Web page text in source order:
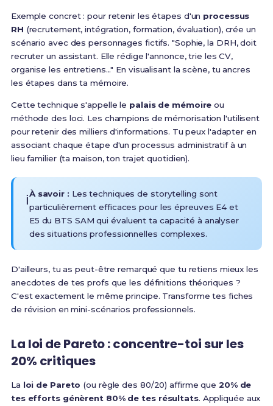
Exemple concret : pour retenir les étapes d'un processus
RH (recrutement, intégration, formation, évaluation), crée un
scénario avec des personnages fictifs. "Sophie, la DRH, doit
recruter un assistant. Elle rédige l'annonce, trie les CV,
organise les entretiens..." En visualisant la scène, tu ancres
les étapes dans ta mémoire.
Cette technique s'appelle le palais de mémoire ou
méthode des loci. Les champions de mémorisation l'utilisent
pour retenir des milliers d'informations. Tu peux l'adapter en
associant chaque étape d'un processus administratif à un
lieu familier (ta maison, ton trajet quotidien).
ℹ️À savoir : Les techniques de storytelling sont
particulièrement efficaces pour les épreuves E4 et
E5 du BTS SAM qui évaluent ta capacité à analyser
des situations professionnelles complexes.
D'ailleurs, tu as peut-être remarqué que tu retiens mieux les
anecdotes de tes profs que les définitions théoriques ?
C'est exactement le même principe. Transforme tes fiches
de révision en mini-scénarios professionnels.
La loi de Pareto : concentre-toi sur les
20% critiques
La loi de Pareto (ou règle des 80/20) affirme que 20% de
tes efforts génèrent 80% de tes résultats. Appliquée aux